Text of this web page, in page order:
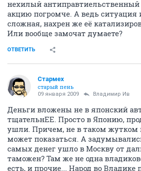
нехилый
акцию погромче. А ведь ситуация
сложная, нахрен же её
Или вообще замочат думаете?
ОТВЕТИТЬ
Стармех
старый пень
09 января 2009 Владимир Ив
Деньги вложены не в японский
тщательнЕЕ. Просто в Японию,
ушли. Причем, не в таком жутком
может показаться. А
самых денег ушло в Москву от
таможен? Там же не одна
есть, и прочие... Народ во